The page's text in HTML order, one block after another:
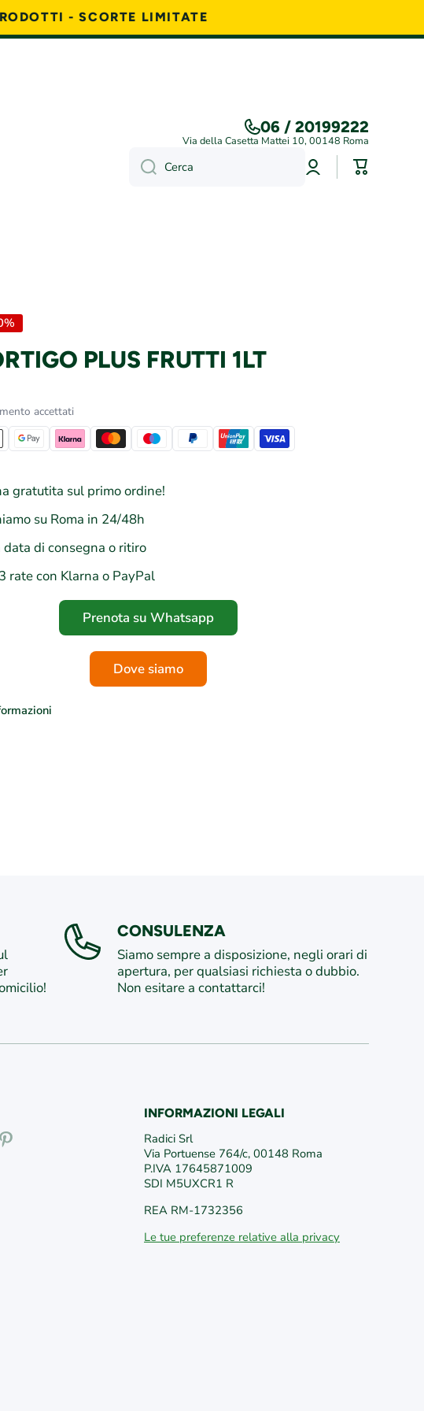
- SCORTE LIMITATE
06 / 20199222
Via della Casetta Mattei 10, 00148 Roma
Cerca Accedi Carrello
PLUS FRUTTI 1LT
accettati
gratutita sul primo ordine!
su Roma in 24/48h
data di consegna o ritiro
rate con Klarna o PayPal
Prenota su Whatsapp
Dove siamo
CONSULENZA
Siamo sempre a disposizione, negli orari di
apertura, per qualsiasi richiesta o dubbio.
Non esitare a contattarci!
vivaifederici/
@vivaifedericiroma
itpinterestcom/VivaiFederici1981/
INFORMAZIONI LEGALI
Radici Srl
Via Portuense 764/c, 00148 Roma
P.IVA 17645871009
SDI M5UXCR1 R
REA RM-1732356
Le tue preferenze relative alla privacy